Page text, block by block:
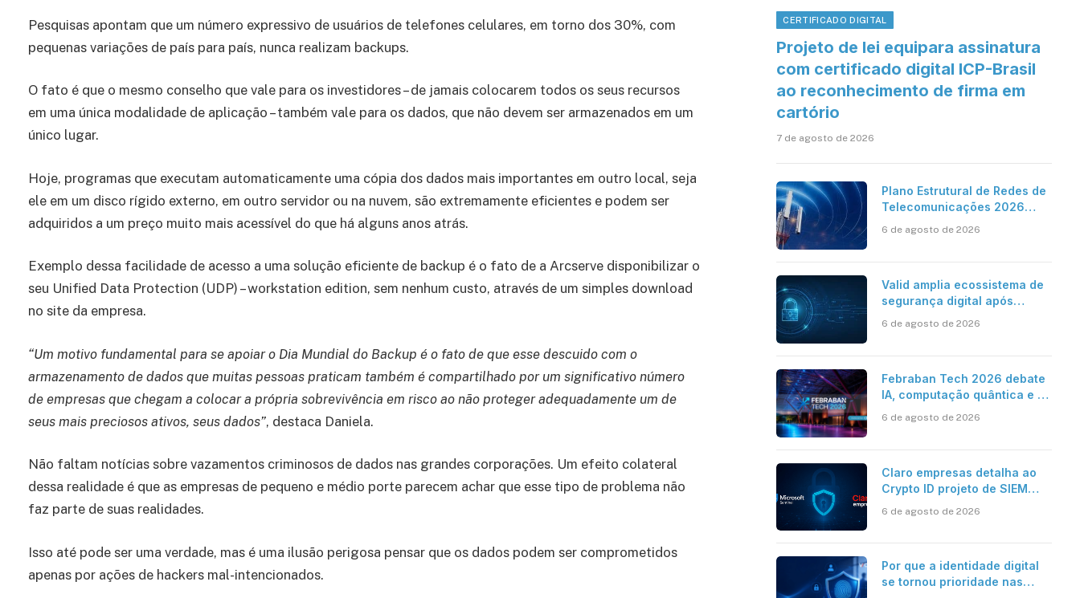
Pesquisas apontam que um número expressivo de usuários de telefones celulares, em torno dos 30%, com
pequenas variações de país para país, nunca realizam backups.
O fato é que o mesmo conselho que vale para os investidores – de jamais colocarem todos os seus recursos
em uma única modalidade de aplicação – também vale para os dados, que não devem ser armazenados em um
único lugar.
Hoje, programas que executam automaticamente uma cópia dos dados mais importantes em outro local, seja
ele em um disco rígido externo, em outro servidor ou na nuvem, são extremamente eficientes e podem ser
adquiridos a um preço muito mais acessível do que há alguns anos atrás.
Exemplo dessa facilidade de acesso a uma solução eficiente de backup é o fato de a Arcserve disponibilizar o
seu Unified Data Protection (UDP) – workstation edition, sem nenhum custo, através de um simples download
no site da empresa.
“Um motivo fundamental para se apoiar o Dia Mundial do Backup é o fato de que esse descuido com o
armazenamento de dados que muitas pessoas praticam também é compartilhado por um significativo número
de empresas que chegam a colocar a própria sobrevivência em risco ao não proteger adequadamente um de
seus mais preciosos ativos, seus dados”, destaca Daniela.
Não faltam notícias sobre vazamentos criminosos de dados nas grandes corporações. Um efeito colateral
dessa realidade é que as empresas de pequeno e médio porte parecem achar que esse tipo de problema não
faz parte de suas realidades.
Isso até pode ser uma verdade, mas é uma ilusão perigosa pensar que os dados podem ser comprometidos
apenas por ações de hackers mal-intencionados.
CERTIFICADO DIGITAL
Projeto de lei equipara assinatura
com certificado digital ICP-Brasil
ao reconhecimento de firma em
cartório
7 de agosto de 2026
Plano Estrutural de Redes de
Telecomunicações 2026
móvel, mas mantém desafio
6 de agosto de 2026
Valid amplia ecossistema de
segurança digital após
6 de agosto de 2026
Febraban Tech 2026 debate
IA, computação quântica e os
bancária
6 de agosto de 2026
Claro empresas detalha ao
Crypto ID projeto de SIEM
resposta automatizada
6 de agosto de 2026
Por que a identidade digital
se tornou prioridade nas